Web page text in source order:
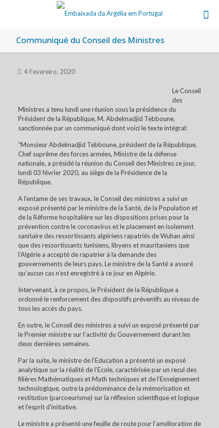
Communiqué du Conseil des Ministres
4 Fevereiro, 2020
Le Conseil
des
Ministres a tenu lundi une réunion sous la présidence du
Président de la République, M. Abdelmadjid Tebboune,
sanctionnée par un communiqué dont voici le texte intégral:
“Monsieur Abdelmadjid Tebboune, président de la République,
Chef suprême des forces armées, Ministre de la défense
nationale, a présidé la réunion du Conseil des Ministres ce jour,
lundi 03 février 2020, au siège de la Présidence de la
République.
A l’entame de ses travaux, le Conseil des ministres a suivi un
exposé présenté par le ministre de la Santé, de la Population et
de la Réforme hospitalière sur les dispositions prises pour la
prévention contre le coronavirus et le placement en isolement
sanitaire des ressortissants algériens rapatriés de Wuhan ainsi
que des ressortissants tunisiens, libyens et mauritaniens que
l’Algérie a accepté de rapatrier à la demande des
gouvernements de leurs pays. Le ministre de la Santé a assuré
qu’aucun cas n’est enregistré à ce jour en Algérie.
Intervenant, à ce propos, le Président de la République a
ordonné le renforcement des dispositifs préventifs au niveau de
tous les accès du pays.
En outre, le Conseil des ministres a suivi un exposé présenté par
le Premier ministre sur l’activité du Gouvernement durant les
deux dernières semaines.
Par la suite, le ministre de l’Education a présenté un exposé
analytique sur la réalité de l’Ecole, caractérisée par un recul des
filières Mathématiques et Math techniques et de l’Enseignement
technologique, outre la prédominance de la mémorisation et
restitution (parcoeurisme) sur la réflexion scientifique et logique
et l’esprit d’initiative.
Le ministre a présenté une feuille de route pour l’amélioration de